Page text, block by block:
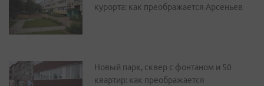
курорта: как преображается Арсеньев
Новый парк, сквер с фонтаном и 50
квартир: как преображается